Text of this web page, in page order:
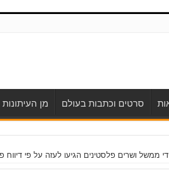
סרטים וכתבות בעולם מן העיתונות